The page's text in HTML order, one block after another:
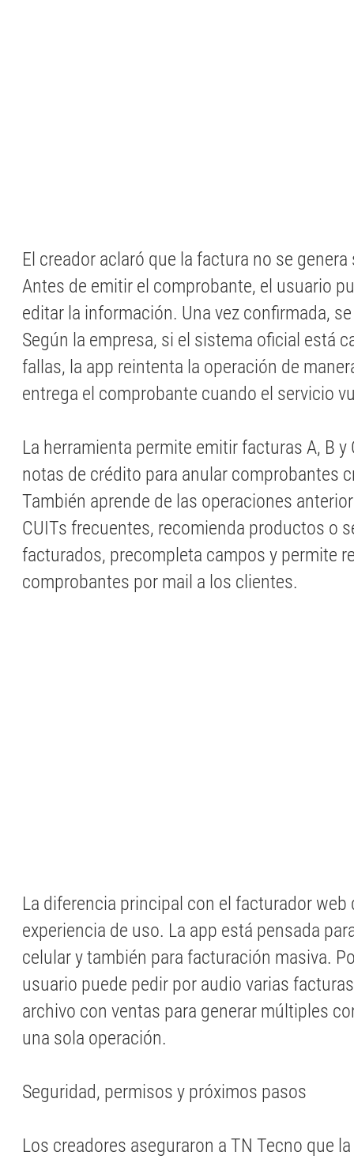
El creador aclaró que la factura no se
Antes de emitir el comprobante, el usuario
editar la información. Una vez confirmada,
Según la empresa, si el sistema oficial está
fallas, la app reintenta la operación de
entrega el comprobante cuando el servicio
La herramienta permite emitir facturas A, B y
notas de crédito para anular comprobantes
También aprende de las operaciones
CUITs frecuentes, recomienda productos o
facturados, precompleta campos y permite
comprobantes por mail a los clientes.
La diferencia principal con el facturador web
experiencia de uso. La app está pensada
celular y también para facturación masiva.
usuario puede pedir por audio varias
archivo con ventas para generar múltiples
una sola operación.
Seguridad, permisos y próximos pasos
Los creadores aseguraron a TN Tecno que